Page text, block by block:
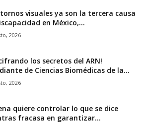
visuales ya son la tercera causa
en México,...
2026
los secretos del ARN!
de Ciencias Biomédicas de la...
2026
quiere controlar lo que se dice
fracasa en garantizar...